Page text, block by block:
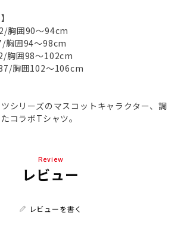
胸囲90～94cm
胸囲94～98cm
胸囲98～102cm
胸囲102～106cm
シリーズのマスコットキャラクター、調
コラボTシャツ。
Review
レビュー
レビューを書く